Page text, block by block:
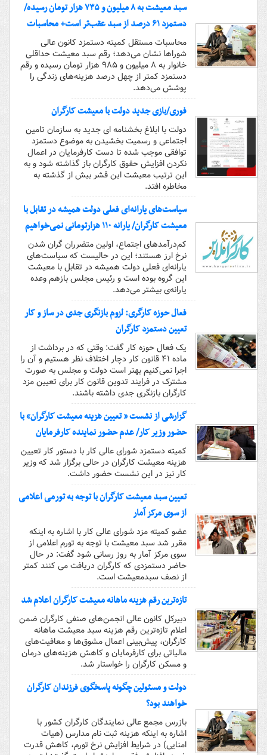
سبد معیشت به ۸ میلیون و ۷۳۵ هزار تومان رسیده/
دستمزد ۶۱ درصد از سبد عقب‌تر است+ محاسبات
محاسبات مستقل کمیته دستمزد کانون عالی
شوراها نشان می‌دهد؛ رقم سبد معیشت حداقلی
خانوار به ۸ میلیون و ۹۸۵ هزار تومان رسیده و رقم
دستمزد کمتر از چهل درصد هزینه‌های زندگی را
پوشش می‌دهد.
فوری/بازی جدید دولت با معیشت کارگران
دولت با ابلاغ بخشنامه ای جدید به سازمان تامین
اجتماعی و رسمیت بخشیدن به موضوع دستمزد
توافقی موجب شده تا دست کارفرمایان در اعمال
نکردن افزایش حقوق کارگران باز گذاشته شود و به
این ترتیب معیشت این قشر بیش از گذشته به
مخاطره افتد.
سیاست‌های یارانه‌ای فعلی دولت همیشه در تقابل با
معیشت کارگران/ یارانه ۱۱۰ هزارتومانی نمی‌خواهیم
کم‌درآمدهای اجتماع، اولین متضرران گران شدن
نرخ ارز هستند؛ این در حالیست که سیاست‌های
یارانه‌ای فعلی دولت همیشه در تقابل با معیشت
این گروه بوده است و رئیس مجلس بازهم وعده
یارانه‌ی بیشتر می‌دهد.
فعال حوزه کارگری: لزوم بازنگری جدی در ساز و کار
تعیین دستمزد کارگران
یک فعال حوزه کار گفت: وقتی که در برداشت از
ماده ۴۱ قانون کار دچار اختلاف نظر هستیم و آن را
اجرا نمی‌کنیم بهتر است دولت و مجلس به صورت
مشترک در فرایند تدوین قانون کار برای تعیین مزد
کارگران بازنگری جدی داشته باشند.
گزارشی از نشست « تعیین هزینه معیشت کارگران» با
حضور وزیر کار/ عدم حضور نماینده کارفرمایان
کمیته دستمزد شورای عالی کار با دستور کار تعیین
هزینه معیشت کارگران در حالی برگزار شد که وزیر
کار نیز در این نشست حضور داشت.
تعیین سبد معیشت کارگران با توجه به تورمی اعلامی
از سوی مرکز آمار
عضو کمیته مزد شورای عالی کار با اشاره به اینکه
مقرر شد سبد معیشت با توجه به تورم اعلامی از
سوی مرکز آمار به روز رسانی شود گفت: در حال
حاضر دستمزدی که کارگران دریافت می کنند کمتر
از نصف سبدمعیشت است.
تازه‌ترین رقم هزینه ماهانه معیشت کارگران اعلام شد
دبیرکل کانون عالی انجمن‌های صنفی کارگران ضمن
اعلام تازه‌ترین رقم هزینه سبد معیشت ماهانه
کارگران، پیش‌بینی اعمال مشوق‌ها و معافیت‌های
مالیاتی برای کارفرمایان و کاهش هزینه‌های درمان
و مسکن کارگران را خواستار شد.
دولت و مسئولین چگونه پاسخگوی فرزندان کارگران
خواهند بود؟
بازرس مجمع عالی نمایندگان کارگران کشور با
اشاره به اینکه هزینه ثبت نام مدارس (هیات
امنایی) در شرایط افزایش نرخ تورم، کاهش قدرت